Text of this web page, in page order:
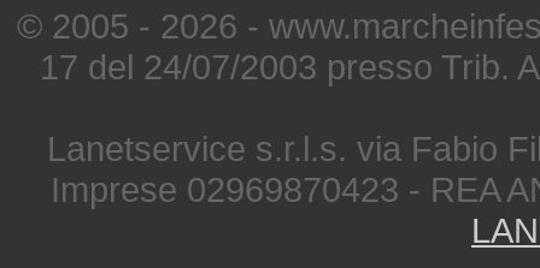
© 2005 - 2026 -
17 del 24/07/2003 presso Trib.
Lanetservice s.r.l.s. via Fabio
Imprese 02969870423 - REA